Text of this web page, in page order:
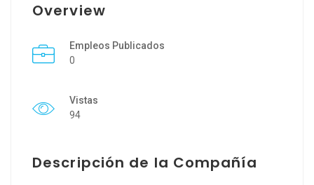
Overview
Empleos Publicados
0
Vistas
94
Descripción de la Compañía